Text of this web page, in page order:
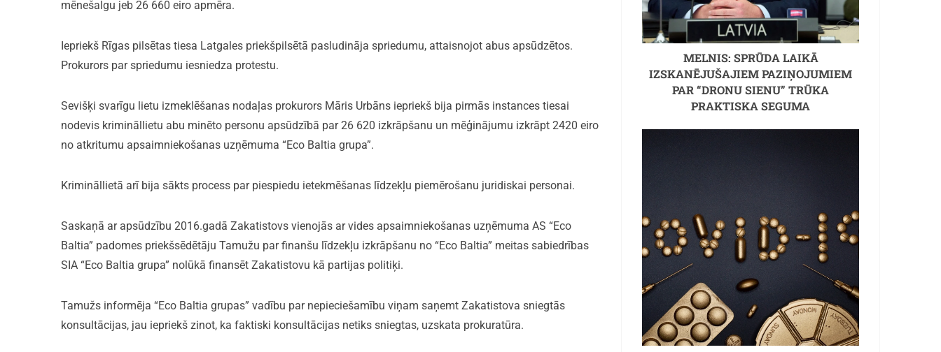
mēnešalgu jeb 26 660 eiro apmēra.
Iepriekš Rīgas pilsētas tiesa Latgales priekšpilsētā pasludināja spriedumu, attaisnojot abus apsūdzētos.
Prokurors par spriedumu iesniedza protestu.
Sevišķi svarīgu lietu izmeklēšanas nodaļas prokurors Māris Urbāns iepriekš bija pirmās instances tiesai
nodevis krimināllietu abu minēto personu apsūdzībā par 26 620 izkrāpšanu un mēģinājumu izkrāpt 2420 eiro
no atkritumu apsaimniekošanas uzņēmuma “Eco Baltia grupa”.
Krimināllietā arī bija sākts process par piespiedu ietekmēšanas līdzekļu piemērošanu juridiskai personai.
Saskaņā ar apsūdzību 2016.gadā Zakatistovs vienojās ar vides apsaimniekošanas uzņēmuma AS “Eco
Baltia” padomes priekšsēdētāju Tamužu par finanšu līdzekļu izkrāpšanu no “Eco Baltia” meitas sabiedrības
SIA “Eco Baltia grupa” nolūkā finansēt Zakatistovu kā partijas politiķi.
Tamužs informēja “Eco Baltia grupas” vadību par nepieciešamību viņam saņemt Zakatistova sniegtās
konsultācijas, jau iepriekš zinot, ka faktiski konsultācijas netiks sniegtas, uzskata prokuratūra.
MELNIS: SPRŪDA LAIKĀ
IZSKANĒJUŠAJIEM PAZIŅOJUMIEM
PAR “DRONU SIENU” TRŪKA
PRAKTISKA SEGUMA